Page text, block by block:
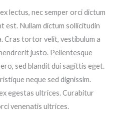
lectus, nec semper orci dictum
est. Nullam dictum sollicitudin
Cras tortor velit, vestibulum a
justo. Pellentesque
sed blandit dui sagittis eget.
neque sed dignissim.
egestas ultrices. Curabitur
venenatis ultrices.